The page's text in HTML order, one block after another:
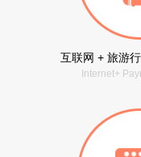
互联网 + 旅游
Internet+